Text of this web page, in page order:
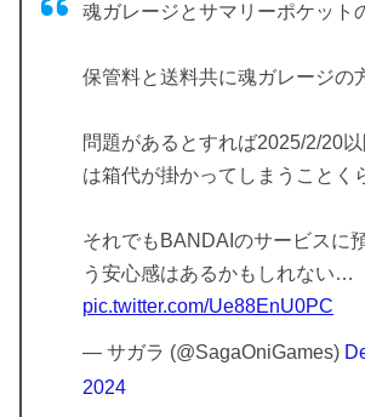
魂ガレージとサマリーポケット
保管料と送料共に魂ガレージの
問題があるとすれば2025/2/20
は箱代が掛かってしまうことく
それでもBANDAIのサービスに
う安心感はあるかもしれない…
pic.twitter.com/Ue88EnU0PC
— サガラ (@SagaOniGames)
2024